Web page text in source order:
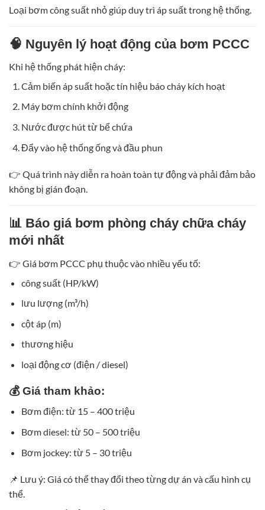
Loại bơm công suất nhỏ giúp duy trì áp suất trong hệ thống.
🧠 Nguyên lý hoạt động của bơm PCCC
Khi hệ thống phát hiện cháy:
Cảm biến áp suất hoặc tín hiệu báo cháy kích hoạt
Máy bơm chính khởi động
Nước được hút từ bể chứa
Đẩy vào hệ thống ống và đầu phun
👉 Quá trình này diễn ra hoàn toàn tự động và phải đảm bảo
không bị gián đoạn.
📊 Báo giá bơm phòng cháy chữa cháy
mới nhất
👉 Giá bơm PCCC phụ thuộc vào nhiều yếu tố:
công suất (HP/kW)
lưu lượng (m³/h)
cột áp (m)
thương hiệu
loại động cơ (điện / diesel)
💰 Giá tham khảo:
Bơm điện: từ 15 – 400 triệu
Bơm diesel: từ 50 – 500 triệu
Bơm jockey: từ 5 – 30 triệu
📌 Lưu ý: Giá có thể thay đổi theo từng dự án và cấu hình cụ
thể.